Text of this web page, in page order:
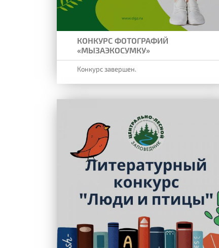
КОНКУРС ФОТОГРАФИЙ
«МЫЗАЭКОСУМКУ»
Конкурс завершен.